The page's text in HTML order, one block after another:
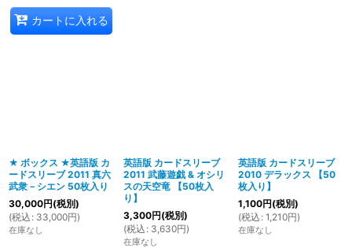
カートに入れる
★ ボックス ★英語版 カ
ードスリーブ 2011 真六
武衆－シエン 50枚入り
30,000円(税別)
(税込 : 33,000円)
在庫なし
英語版 カードスリーブ
2011 武藤遊戯 & オシリ
スの天空竜 【50枚入
り】
3,300円(税別)
(税込 : 3,630円)
在庫なし
英語版 カードスリーブ
2010 デラックス 【50
枚入り】
1,100円(税別)
(税込 : 1,210円)
在庫なし